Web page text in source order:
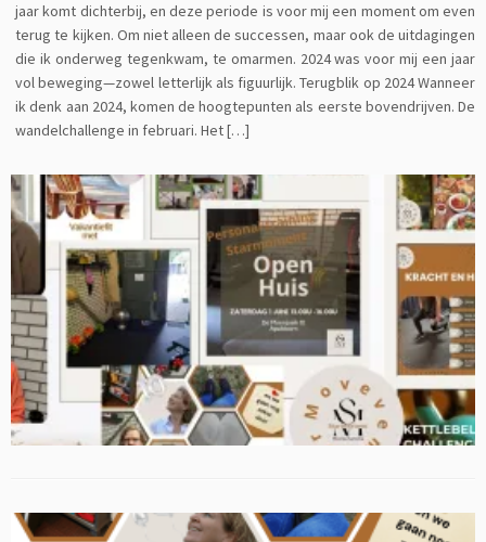
jaar komt dichterbij, en deze periode is voor mij een moment om even
terug te kijken. Om niet alleen de successen, maar ook de uitdagingen
die ik onderweg tegenkwam, te omarmen. 2024 was voor mij een jaar
vol beweging—zowel letterlijk als figuurlijk. Terugblik op 2024 Wanneer
ik denk aan 2024, komen de hoogtepunten als eerste bovendrijven. De
wandelchallenge in februari. Het […]